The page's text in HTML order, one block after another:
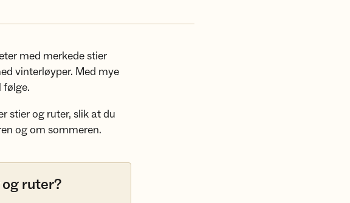
med merkede stier
vinterløyper. Med mye
følge.
stier og ruter, slik at du
og om sommeren.
ruter?